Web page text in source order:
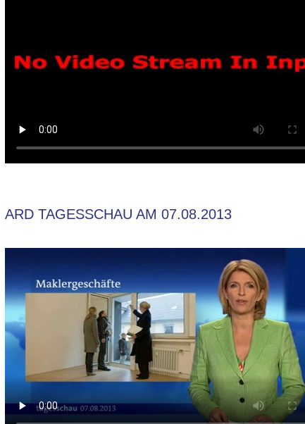
ARD TAGESSCHAU AM 07.08.2013